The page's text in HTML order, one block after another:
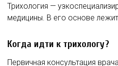
Трихология —
медицины. В его основе
Когда идти к трихологу?
Первичная консультация